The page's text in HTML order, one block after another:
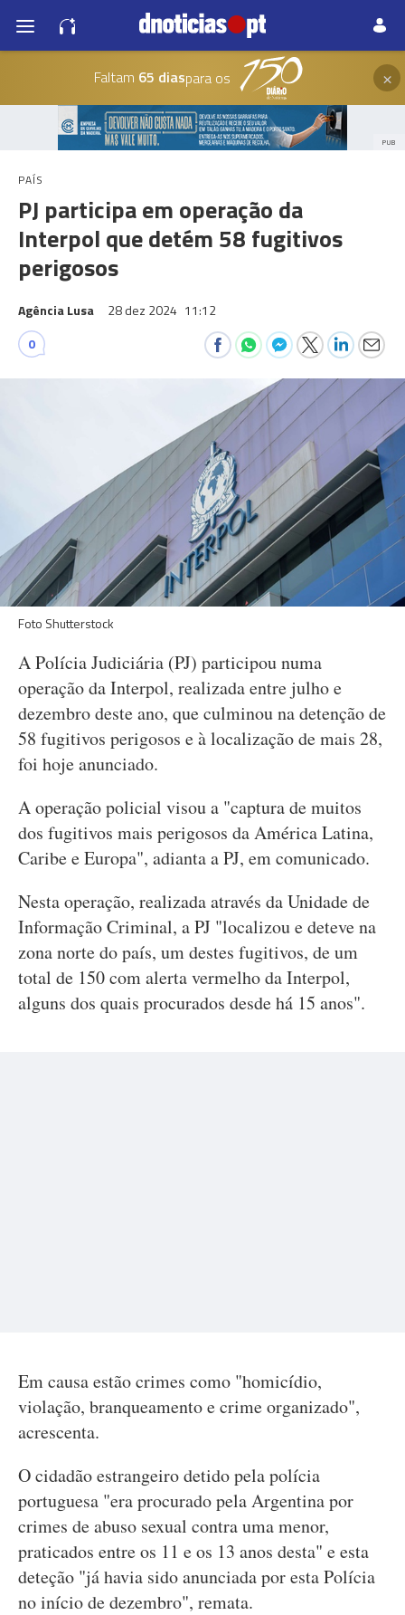
Faltam 65 diaspara os ×
PUB
PAÍS
PJ participa em operação da
Interpol que detém 58 fugitivos
perigosos
Agência Lusa 28 dez 2024 11:12
0
Foto Shutterstock
A Polícia Judiciária (PJ) participou numa
operação da Interpol, realizada entre julho e
dezembro deste ano, que culminou na detenção de
58 fugitivos perigosos e à localização de mais 28,
foi hoje anunciado.
A operação policial visou a "captura de muitos
dos fugitivos mais perigosos da América Latina,
Caribe e Europa", adianta a PJ, em comunicado.
Nesta operação, realizada através da Unidade de
Informação Criminal, a PJ "localizou e deteve na
zona norte do país, um destes fugitivos, de um
total de 150 com alerta vermelho da Interpol,
alguns dos quais procurados desde há 15 anos".
Em causa estão crimes como "homicídio,
violação, branqueamento e crime organizado",
acrescenta.
O cidadão estrangeiro detido pela polícia
portuguesa "era procurado pela Argentina por
crimes de abuso sexual contra uma menor,
praticados entre os 11 e os 13 anos desta" e esta
deteção "já havia sido anunciada por esta Polícia
no início de dezembro", remata.